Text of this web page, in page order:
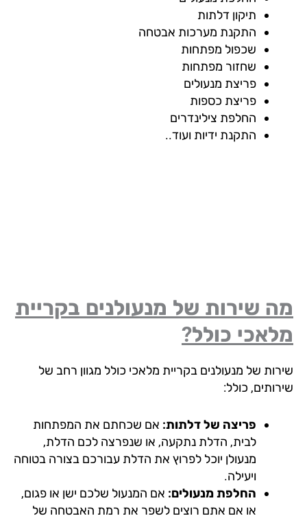
תיקון דלתות
התקנת מערכות אבטחה
שכפול מפתחות
שחזור מפתחות
פריצת מנעולים
פריצת כספות
החלפת צילינדרים
התקנת ידיות ועוד..
שירות של מנעולנים בקריית
כולל?
של מנעולנים בקריית מלאכי כולל מגוון רחב של
כולל:
פריצה של דלתות:אם שכחתם את המפתחות
לבית, הדלת נתקעה, או שנפרצה לכם הדלת,
מנעולן יוכל לפרוץ את הדלת עבורכם בצורה בטוחה
ויעילה.
החלפת מנעולים:אם המנעול שלכם ישן או פגום,
או אם אתם רוצים לשפר את רמת האבטחה של